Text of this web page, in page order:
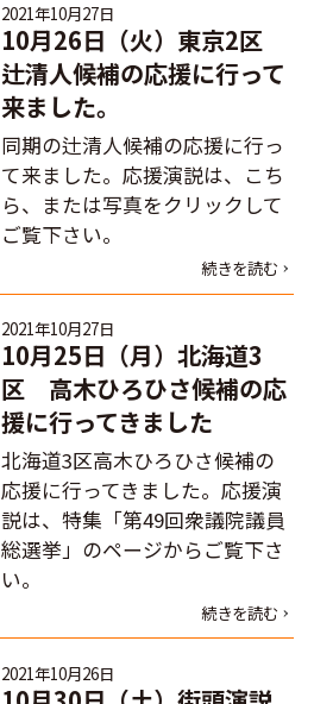
2021年10月27日
10月26日（火）東京2区
辻清人候補の応援に行って
来ました。
同期の辻清人候補の応援に行っ
て来ました。応援演説は、こち
ら、または写真をクリックして
ご覧下さい。
続きを読む
2021年10月27日
10月25日（月）北海道3
区 高木ひろひさ候補の応
援に行ってきました
北海道3区高木ひろひさ候補の
応援に行ってきました。応援演
説は、特集「第49回衆議院議員
総選挙」のページからご覧下さ
い。
続きを読む
2021年10月26日